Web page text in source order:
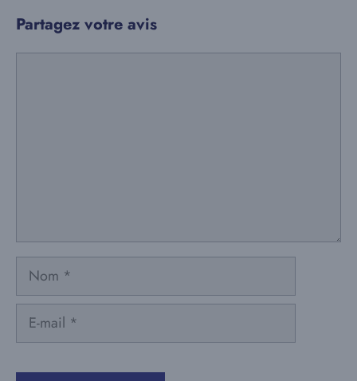
Partagez votre avis
Nom
mail